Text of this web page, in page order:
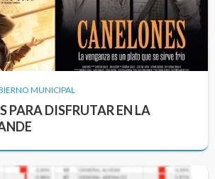
MUNICIPAL
PARA DISFRUTAR EN LA